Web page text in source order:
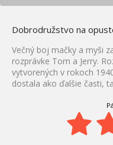
Dobrodružstvo na
Večný boj mačky a myši
rozprávke Tom a Jerry.
vytvorených v rokoch
dostala ako ďalšie časti,